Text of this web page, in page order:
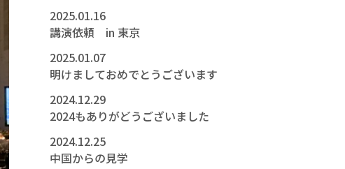
2025.01.16
講演依頼 in 東京
2025.01.07
明けましておめでとうございます
2024.12.29
2024もありがどうございました
2024.12.25
中国からの見学